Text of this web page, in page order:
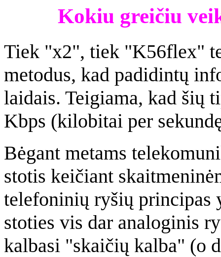
Kokiu greičiu
Tiek "x2", tiek "K56flex"
metodus, kad padidintų
laidais. Teigiama, kad šių
Kbps (kilobitai per
Bėgant metams
stotis keičiant
telefoninių ryšių principas
stoties vis dar analoginis
kalbasi "skaičių kalba" (o